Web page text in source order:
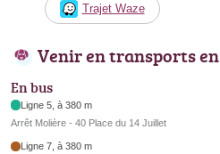
Trajet Waze
Venir en transports
En bus
Ligne 5, à 380 m
Arrêt Molière - 40 Place du 14 Juillet
Ligne 7, à 380 m